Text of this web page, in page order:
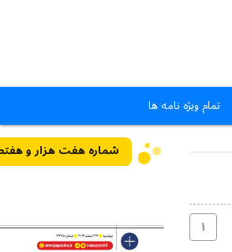
تمام ویژه نامه ها
۱